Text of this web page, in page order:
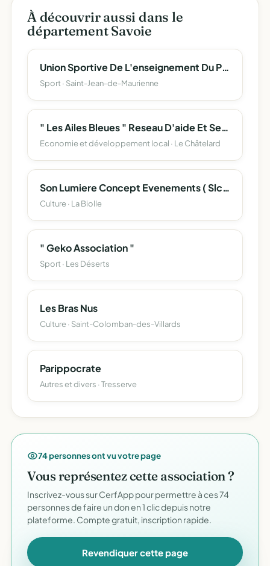
À découvrir aussi dans le
département Savoie
Union Sportive De L'enseignement Du Premier Degre (Usep) Aristide Briand Elementaire
Sport · Saint-Jean-de-Maurienne
" Les Ailes Bleues " Reseau D'aide Et Services A La Personne
Economie et développement local · Le Châtelard
Son Lumiere Concept Evenements ( Slc Evenements )
Culture · La Biolle
" Geko Association "
Sport · Les Déserts
Les Bras Nus
Culture · Saint-Colomban-des-Villards
Parippocrate
Autres et divers · Tresserve
74 personnes ont vu votre page
Vous représentez cette association ?
Inscrivez-vous sur CerfApp pour permettre à ces 74
personnes de faire un don en 1 clic depuis notre
plateforme. Compte gratuit, inscription rapide.
Revendiquer cette page